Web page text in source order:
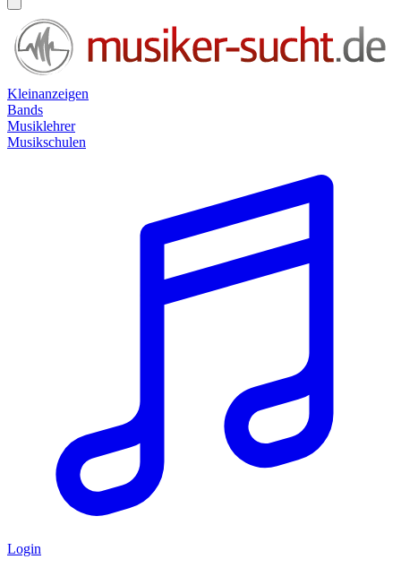
Kleinanzeigen
Bands
Musiklehrer
Musikschulen
Login